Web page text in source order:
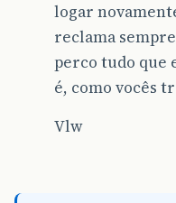
logar
reclama
perco tudo que
é, como vocês
Vlw